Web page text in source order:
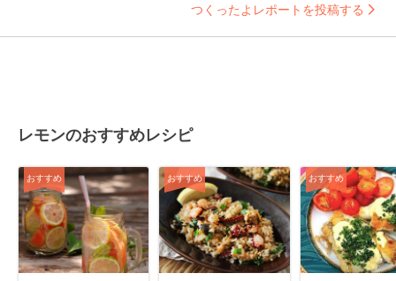
つくったよレポートを投稿する
レモンのおすすめレシピ
おすすめ おすすめ おすすめ